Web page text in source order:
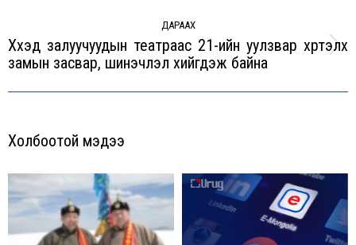
ДАРААХ
Next
post:
Хүүхэд залуучуудын театраас 21-ийн уулзвар хүртэлх
замын засвар, шинэчлэл хийгдэж байна
Холбоотой мэдээ